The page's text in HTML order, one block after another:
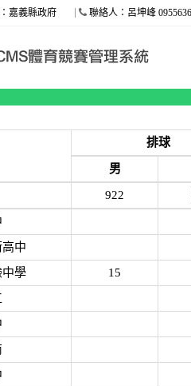
嘉義縣政府 聯絡人：呂坤峰
排球
男
922
中
中學
15